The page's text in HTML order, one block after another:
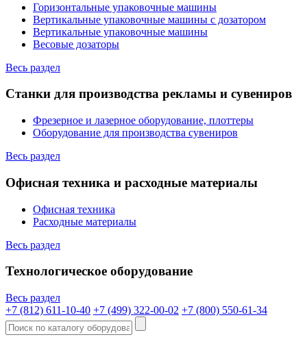
Горизонтальные упаковочные машины
Вертикальные упаковочные машины с дозатором
Вертикальные упаковочные машины
Весовые дозаторы
Весь раздел
Станки для производства рекламы и сувениров
Фрезерное и лазерное оборудование, плоттеры
Оборудование для производства сувениров
Весь раздел
Офисная техника и расходные материалы
Офисная техника
Расходные материалы
Весь раздел
Технологическое оборудование
Весь раздел
+7 (812) 611-10-40 +7 (499) 322-00-02 +7 (800) 550-61-34